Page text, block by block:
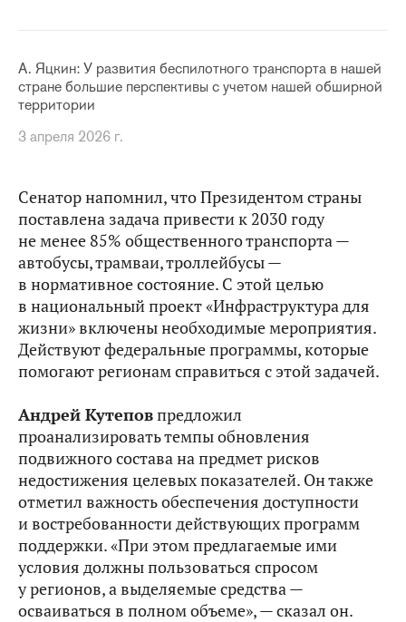
А. Яцкин: У развития беспилотного транспорта в нашей
стране большие перспективы с учетом нашей обширной
территории
3 апреля 2026 г.
Сенатор напомнил, что Президентом страны
поставлена задача привести к 2030 году
не менее 85% общественного транспорта —
автобусы, трамваи, троллейбусы —
в нормативное состояние. С этой целью
в национальный проект «Инфраструктура для
жизни» включены необходимые мероприятия.
Действуют федеральные программы, которые
помогают регионам справиться с этой задачей.
Андрей Кутеповпредложил
проанализировать темпы обновления
подвижного состава на предмет рисков
недостижения целевых показателей. Он также
отметил важность обеспечения доступности
и востребованности действующих программ
поддержки. «При этом предлагаемые ими
условия должны пользоваться спросом
у регионов, а выделяемые средства —
осваиваться в полном объеме», — сказал он.